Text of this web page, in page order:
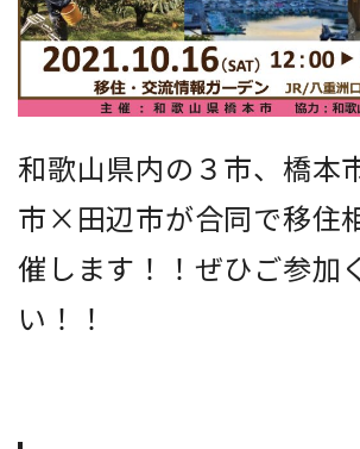
地域おこし協
和歌山県内の３市、橋本
市×田辺市が合同で移住
催します！！ぜひご参加
い！！